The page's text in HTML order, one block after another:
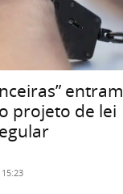
entram
projeto de lei